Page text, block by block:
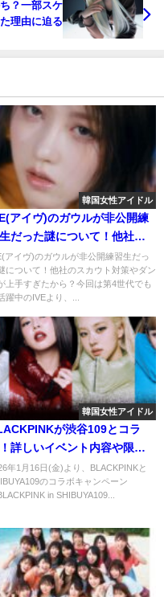
？一部スケ
理由に迫る
韓国女性アイドル
アイヴ)のガウルが非公開練
だった謎について！他社の
ウト対策やダンスが上手す
から？
アイヴ)のガウルが非公開練習生だっ
について！他社のスカウト対策やダン
上手すぎたから？今回は第4世代でも
躍中のIVEより、...
韓国女性アイドル
が渋谷109とコラ
詳しいイベント内容や限定
テムは？
年1月16日(金)より、BLACKPINKと
のコラボキャンペーン
in SHIBUYA109...